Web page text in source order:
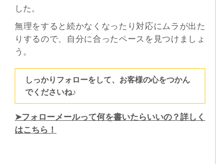
した。
無理をすると続かなくなったり対応にムラが出た
りするので、自分に合ったペースを見つけましょ
う。
しっかりフォローをして、お客様の心をつかん
でくださいね♪
➤フォローメールって何を書いたらいいの？詳しく
はこちら！